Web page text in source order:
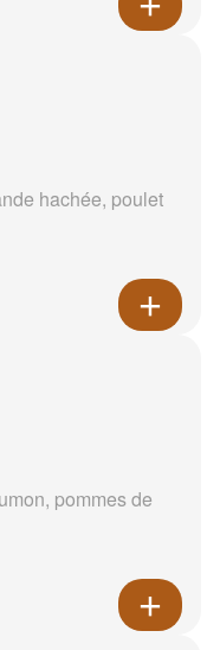
hachée, poulet
pommes de